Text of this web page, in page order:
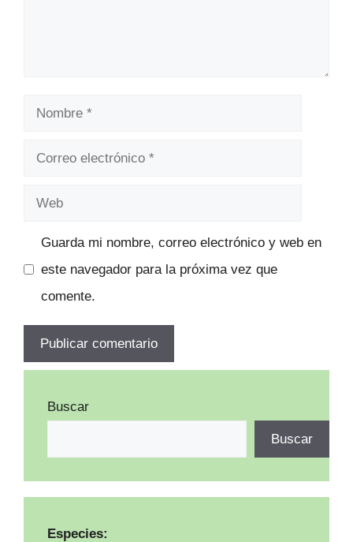
Nombre
Correo
Web
Guarda mi nombre, correo electrónico y web en
este navegador para la próxima vez que
comente.
Buscar
Buscar
Especies: